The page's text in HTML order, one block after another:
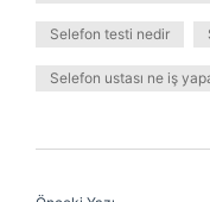
Selefon testi nedir
Selefon ustası ne iş